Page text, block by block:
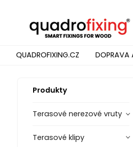
QUADROFIXING.CZ DOPRAVA
Produkty
Terasové nerezové vruty
Terasové klipy